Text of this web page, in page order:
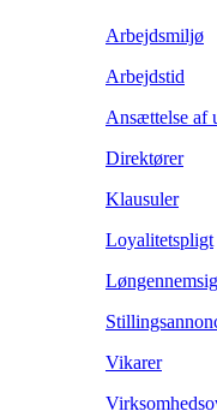
Arbejdsmiljø
Arbejdstid
Ansættelse af
Direktører
Klausuler
Loyalitetspligt
Vikarer